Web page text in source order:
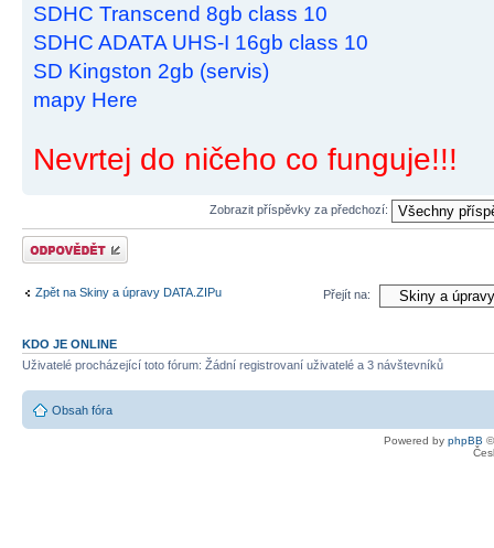
SDHC Transcend 8gb class 10
SDHC ADATA UHS-I 16gb class 10
SD Kingston 2gb (servis)
mapy Here
Nevrtej do ničeho co funguje!!!
Zobrazit příspěvky za předchozí:
Odeslat odpověď
Zpět na Skiny a úpravy DATA.ZIPu Přejít na:
KDO JE ONLINE
Uživatelé procházející toto fórum: Žádní registrovaní uživatelé a 3 návštevníků
Obsah fóra
Powered by phpBB